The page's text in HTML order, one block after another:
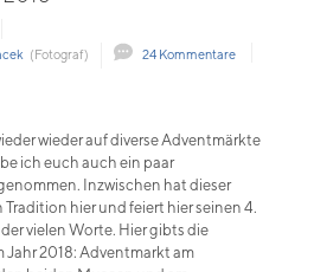
(Fotograf) 24 Kommentare
wieder auf diverse Adventmärkte
ich euch auch ein paar
Inzwischen hat dieser
hier und feiert hier seinen 4.
vielen Worte. Hier gibts die
Jahr 2018: Adventmarkt am